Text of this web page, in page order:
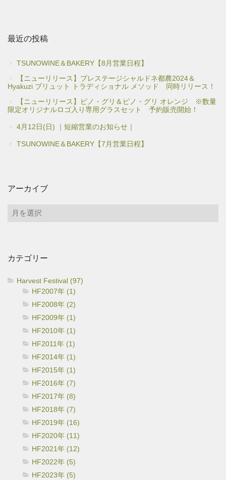
最近の投稿
TSUNOWINE＆BAKERY【8月営業日程】
【ニューリリース】プレステージシャルドネ都農2024＆
Hyakuzi ブリュット トラディショナル メソッド 同時リリース！
【ニューリリース】ピノ・グリ＆ピノ・グリ オレンジ ※数量
限定オリジナルロゴ入り専用グラスセット 予約販売開始！
4月12日(日) ｜短縮営業のお知らせ｜
TSUNOWINE＆BAKERY【7月営業日程】
アーカイブ
ア
ブ
カテゴリー
Harvest Festival (97)
HF2007年 (1)
HF2008年 (2)
HF2009年 (1)
HF2010年 (1)
HF2011年 (1)
HF2014年 (1)
HF2015年 (1)
HF2016年 (7)
HF2017年 (8)
HF2018年 (7)
HF2019年 (16)
HF2020年 (11)
HF2021年 (12)
HF2022年 (5)
HF2023年 (5)